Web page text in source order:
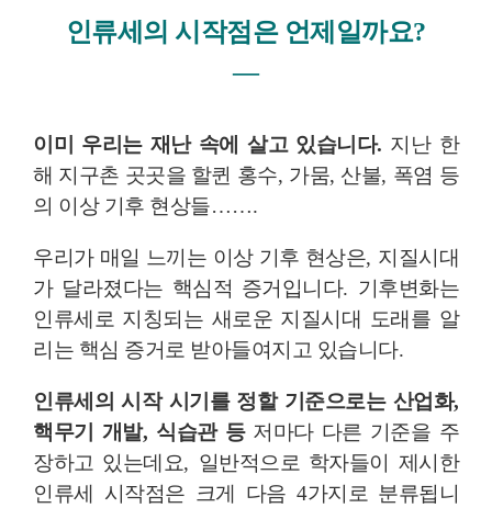
인류세의 시작점은 언제일까요?
―
이미 우리는 재난 속에 살고 있습니다. 지난 한
해 지구촌 곳곳을 할퀸 홍수, 가뭄, 산불, 폭염 등
의 이상 기후 현상들…….
우리가 매일 느끼는 이상 기후 현상은, 지질시대
가 달라졌다는 핵심적 증거입니다. 기후변화는
인류세로 지칭되는 새로운 지질시대 도래를 알
리는 핵심 증거로 받아들여지고 있습니다.
인류세의 시작 시기를 정할 기준으로는 산업화,
핵무기 개발, 식습관 등 저마다 다른 기준을 주
장하고 있는데요, 일반적으로 학자들이 제시한
인류세 시작점은 크게 다음 4가지로 분류됩니